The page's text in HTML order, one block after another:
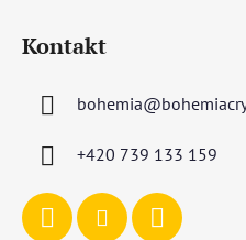
Kontakt
bohemia@
+420 739 133 159